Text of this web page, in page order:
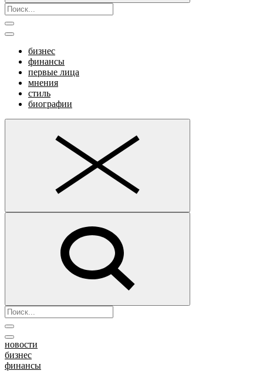
бизнес
финансы
первые лица
мнения
стиль
биографии
новости
бизнес
финансы